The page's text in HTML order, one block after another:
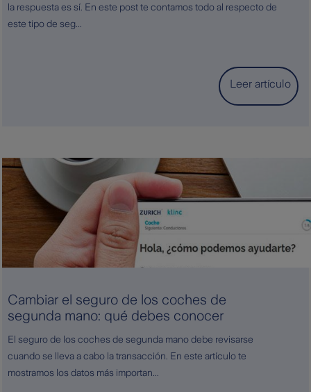
la respuesta es sí. En este post te contamos todo al respecto de
este tipo de seg...
Leer artículo
Cambiar el seguro de los coches de
segunda mano: qué debes conocer
El seguro de los coches de segunda mano debe revisarse
cuando se lleva a cabo la transacción. En este artículo te
mostramos los datos más importan...